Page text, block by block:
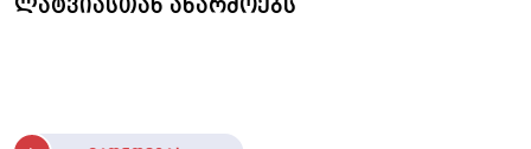
ლატვიასთან აწარმოებს